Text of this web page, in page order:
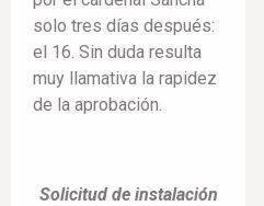
solo tres días después:
el 16. Sin duda resulta
muy llamativa la rapidez
de la aprobación.
Solicitud de instalación